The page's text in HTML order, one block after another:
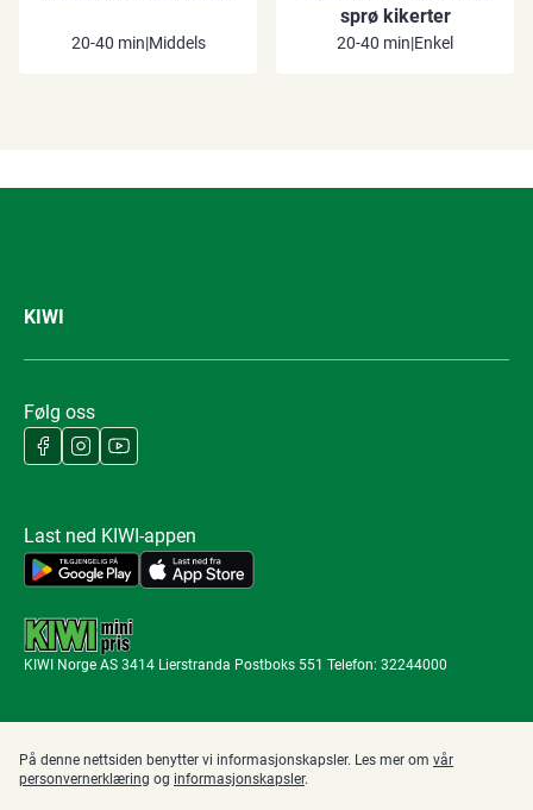
20-40 min|Middels
sprø kikerter
20-40 min|Enkel
KIWI
Følg oss
Last ned KIWI-appen
KIWI Norge AS 3414 Lierstranda Postboks 551 Telefon: 32244000
På denne nettsiden benytter vi informasjonskapsler. Les mer om vår
personvernerklæring og informasjonskapsler.